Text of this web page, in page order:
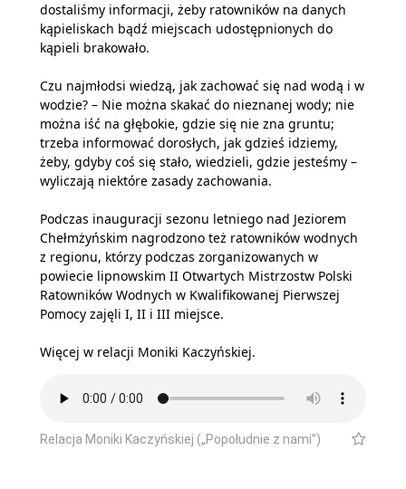
dostaliśmy informacji, żeby ratowników na danych
kąpieliskach bądź miejscach udostępnionych do
kąpieli brakowało.
Czu najmłodsi wiedzą, jak zachować się nad wodą i w
wodzie? – Nie można skakać do nieznanej wody; nie
można iść na głębokie, gdzie się nie zna gruntu;
trzeba informować dorosłych, jak gdzieś idziemy,
żeby, gdyby coś się stało, wiedzieli, gdzie jesteśmy –
wyliczają niektóre zasady zachowania.
Podczas inauguracji sezonu letniego nad Jeziorem
Chełmżyńskim nagrodzono też ratowników wodnych
z regionu, którzy podczas zorganizowanych w
powiecie lipnowskim II Otwartych Mistrzostw Polski
Ratowników Wodnych w Kwalifikowanej Pierwszej
Pomocy zajęli I, II i III miejsce.
Więcej w relacji Moniki Kaczyńskiej.
Relacja Moniki Kaczyńskiej („Popołudnie z nami”)